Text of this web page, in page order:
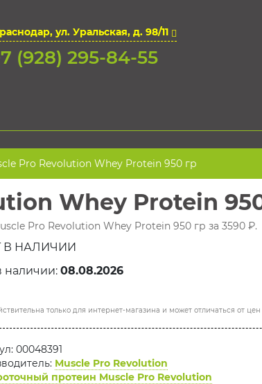
ул. Уральская, д. 98/11
(928) 295-84-55
Pro Revolution Whey Protein 950 гр
Whey Protein
Pro Revolution Whey Protein 950 гр за 3590 ₽.
В НАЛИЧИИ
наличии: 08.08.2026
только для интернет-магазина и может отличаться от
00048391
Muscle Pro Revolution
протеин Muscle Pro Revolution